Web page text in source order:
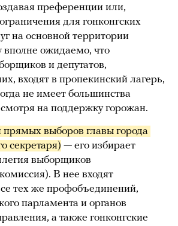
преференции или,
для гонконгских
на основной территории
вполне ожидаемо, что
и депутатов,
входят в пропекинский лагерь,
не имеет большинства
на поддержку горожан.
прямых выборов главы города
секретаря) — его избирает
выборщиков
В нее входят
тех же профобъединений,
парламента и органов
а также гонконгские